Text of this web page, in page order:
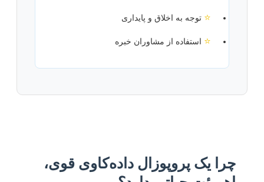
⭐ توجه به اخلاق و پایداری
⭐ استفاده از مشاوران خبره
چرا یک پروپوزال داده‌کاوی قوی،